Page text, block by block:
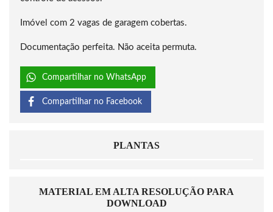
Imóvel com 2 vagas de garagem cobertas.
Documentação perfeita. Não aceita permuta.
Compartilhar no WhatsApp
Compartilhar no Facebook
PLANTAS
MATERIAL EM ALTA RESOLUÇÃO PARA
DOWNLOAD